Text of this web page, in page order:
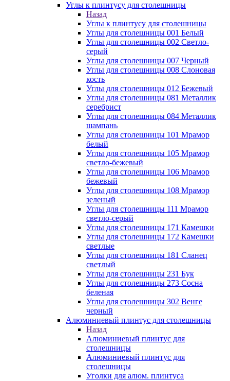
Углы к плинтусу для столешницы
Назад
Углы к плинтусу для столешницы
Углы для столешницы 001 Белый
Углы для столешницы 002 Светло-
серый
Углы для столешницы 007 Черный
Углы для столешницы 008 Слоновая
кость
Углы для столешницы 012 Бежевый
Углы для столешницы 081 Металлик
серебрист
Углы для столешницы 084 Металлик
шампань
Углы для столешницы 101 Мрамор
белый
Углы для столешницы 105 Мрамор
светло-бежевый
Углы для столешницы 106 Мрамор
бежевый
Углы для столешницы 108 Мрамор
зеленый
Углы для столешницы 111 Мрамор
светло-серый
Углы для столешницы 171 Камешки
Углы для столешницы 172 Камешки
светлые
Углы для столешницы 181 Сланец
светлый
Углы для столешницы 231 Бук
Углы для столешницы 273 Сосна
беленая
Углы для столешницы 302 Венге
черный
Алюминиевый плинтус для столешницы
Назад
Алюминиевый плинтус для
столешницы
Алюминиевый плинтус для
столешницы
Уголки для алюм. плинтуса